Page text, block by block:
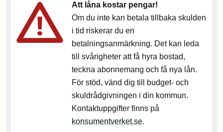
Att låna kostar pengar!
Om du inte kan betala tillbaka skulden
i tid riskerar du en
betalningsanmärkning. Det kan leda
till svårigheter att få hyra bostad,
teckna abonnemang och få nya lån.
För stöd, vänd dig till budget- och
skuldrådgivningen i din kommun.
Kontaktuppgifter finns på
konsumentverket.se.